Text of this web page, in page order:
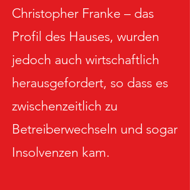
Christopher Franke – das
Profil des Hauses, wurden
jedoch auch wirtschaftlich
herausgefordert, so dass es
zwischenzeitlich zu
Betreiberwechseln und sogar
Insolvenzen kam.